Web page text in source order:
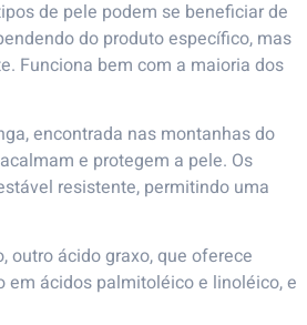
de pele podem se beneficiar de
do produto específico, mas
Funciona bem com a maioria dos
encontrada nas montanhas do
e protegem a pele. Os
resistente, permitindo uma
outro ácido graxo, que oferece
em ácidos palmitoléico e linoléico, e